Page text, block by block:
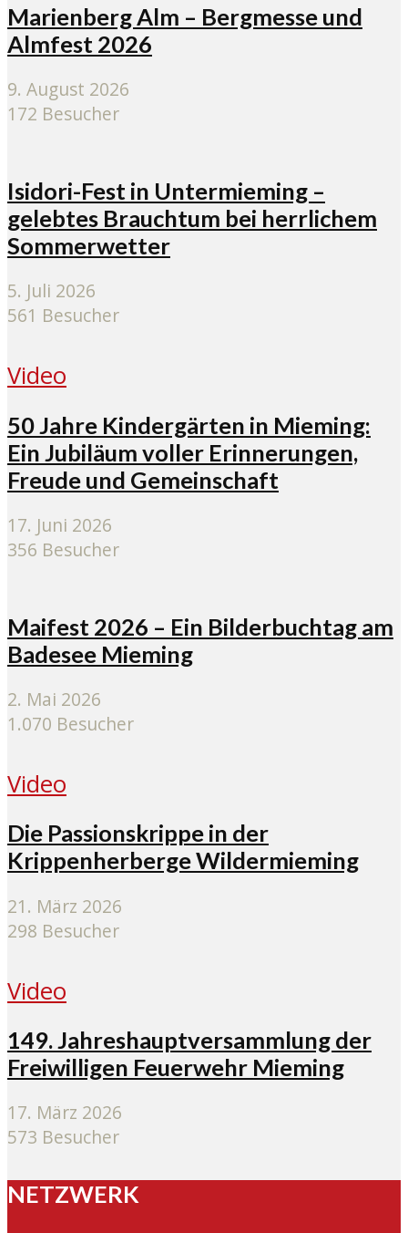
Marienberg Alm – Bergmesse und
Almfest 2026
9. August 2026
172 Besucher
Isidori-Fest in Untermieming –
gelebtes Brauchtum bei herrlichem
Sommerwetter
5. Juli 2026
561 Besucher
Video
50 Jahre Kindergärten in Mieming:
Ein Jubiläum voller Erinnerungen,
Freude und Gemeinschaft
17. Juni 2026
356 Besucher
Maifest 2026 – Ein Bilderbuchtag am
Badesee Mieming
2. Mai 2026
1.070 Besucher
Video
Die Passionskrippe in der
Krippenherberge Wildermieming
21. März 2026
298 Besucher
Video
149. Jahreshauptversammlung der
Freiwilligen Feuerwehr Mieming
17. März 2026
573 Besucher
NETZWERK